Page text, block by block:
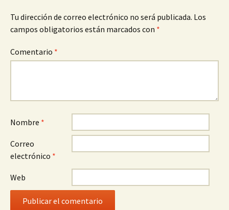
Tu dirección de correo electrónico no será publicada. Los
campos obligatorios están marcados con *
Comentario *
Nombre *
Correo
electrónico *
Web